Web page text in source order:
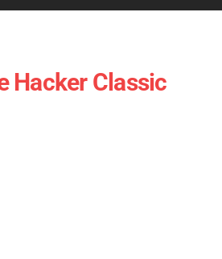
Hacker Classic